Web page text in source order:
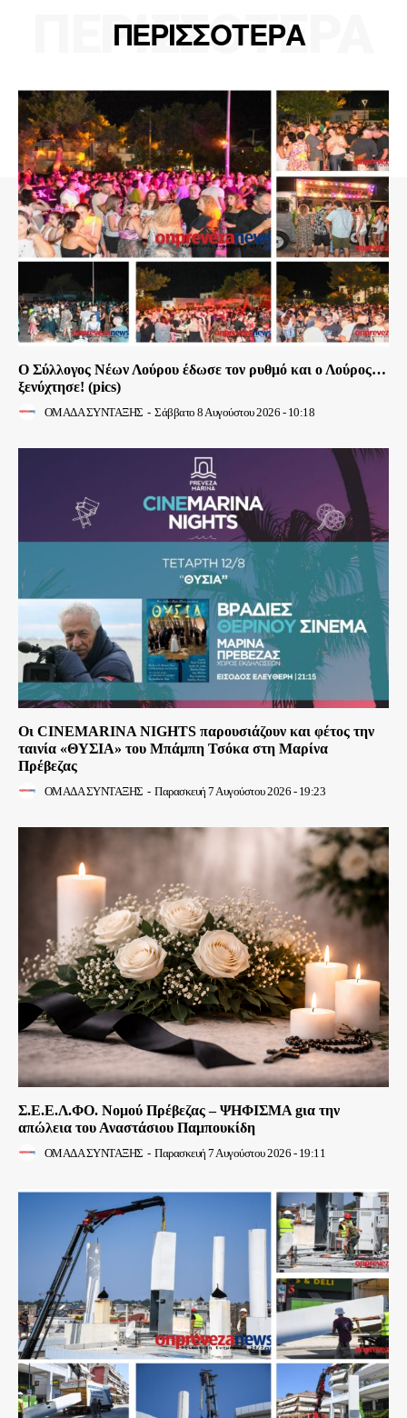
ΠΕΡΙΣΣΟΤΕΡΑ
ΠΕΡΙΣΣΟΤΕΡΑ
Ο Σύλλογος Νέων Λούρου έδωσε τον ρυθμό και ο Λούρος…
ξενύχτησε! (pics)
ΟΜΑΔΑ ΣΥΝΤΑΞΗΣ - Σάββατο 8 Αυγούστου 2026 - 10:18
Οι CINEMARINA NIGHTS παρουσιάζουν και φέτος την
ταινία «ΘΥΣΙΑ» του Μπάμπη Τσόκα στη Μαρίνα
Πρέβεζας
ΟΜΑΔΑ ΣΥΝΤΑΞΗΣ - Παρασκευή 7 Αυγούστου 2026 - 19:23
Σ.Ε.Ε.Λ.ΦΟ. Νομού Πρέβεζας – ΨΗΦΙΣΜΑ gια την
απώλεια του Αναστάσιου Παμπουκίδη
ΟΜΑΔΑ ΣΥΝΤΑΞΗΣ - Παρασκευή 7 Αυγούστου 2026 - 19:11